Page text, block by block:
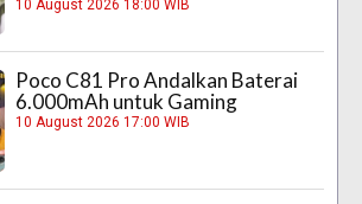
10 August 2026 18:00 WIB
Poco C81 Pro Andalkan Baterai
6.000mAh untuk Gaming
10 August 2026 17:00 WIB